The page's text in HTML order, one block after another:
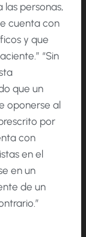
las personas,
cuenta con
y que
“Sin
que un
oponerse al
por
con
en el
en un
de un